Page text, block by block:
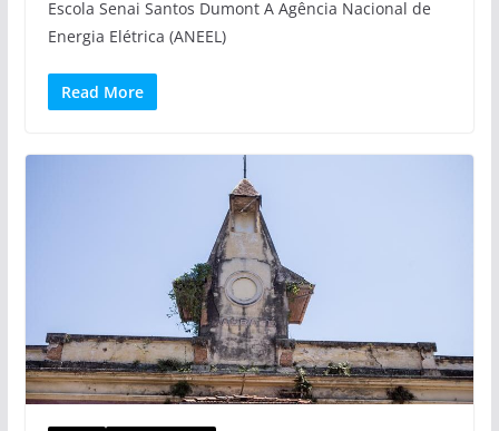
Escola Senai Santos Dumont A Agência Nacional de
Energia Elétrica (ANEEL)
Read More